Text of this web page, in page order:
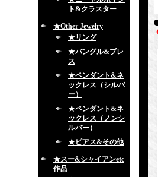
ト&クラスター
★Other Jewelry
★リング
★バングル&ブレ
ス
★ペンダント&ネ
ックレス（シルバ
ー）
★ペンダント&ネ
ックレス（ノンシ
ルバー）
★ピアス&その他
★スー&シャイアンetc
作品